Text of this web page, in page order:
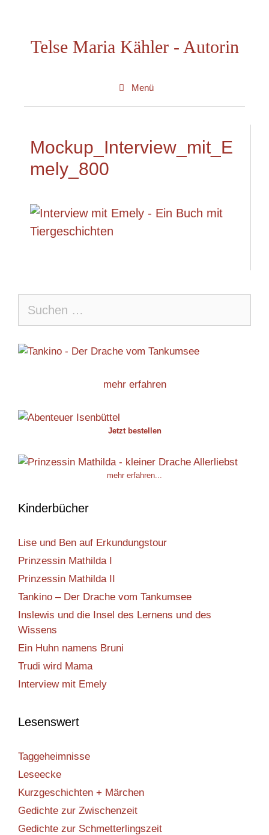
springenTelse Maria Kähler - Autorin
Menü
Mockup_Interview_mit_E
mely_800
nach:
mehr erfahren
Jetzt bestellen
mehr erfahren...
Kinderbücher
Lise und Ben auf Erkundungstour
Prinzessin Mathilda I
Prinzessin Mathilda II
Tankino – Der Drache vom Tankumsee
Inslewis und die Insel des Lernens und des
Wissens
Ein Huhn namens Bruni
Trudi wird Mama
Interview mit Emely
Lesenswert
Taggeheimnisse
Leseecke
Kurzgeschichten + Märchen
Gedichte zur Zwischenzeit
Gedichte zur Schmetterlingszeit